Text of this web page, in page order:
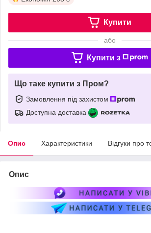
Купити
або
Купити з
Що таке купити з Пром?
Замовлення під захистом
Доступна доставка
Опис Характеристики Відгуки про
Опис